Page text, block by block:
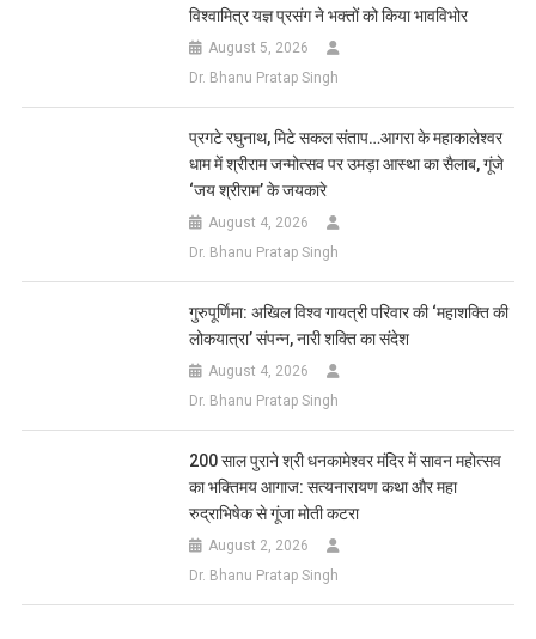
विश्वामित्र यज्ञ प्रसंग ने भक्तों को किया भावविभोर
August 5, 2026
Dr. Bhanu Pratap Singh
प्रगटे रघुनाथ, मिटे सकल संताप…आगरा के महाकालेश्वर
धाम में श्रीराम जन्मोत्सव पर उमड़ा आस्था का सैलाब, गूंजे
‘जय श्रीराम’ के जयकारे
August 4, 2026
Dr. Bhanu Pratap Singh
गुरुपूर्णिमा: अखिल विश्व गायत्री परिवार की ‘महाशक्ति की
लोकयात्रा’ संपन्न, नारी शक्ति का संदेश
August 4, 2026
Dr. Bhanu Pratap Singh
200 साल पुराने श्री धनकामेश्वर मंदिर में सावन महोत्सव
का भक्तिमय आगाज: सत्यनारायण कथा और महा
रुद्राभिषेक से गूंजा मोती कटरा
August 2, 2026
Dr. Bhanu Pratap Singh